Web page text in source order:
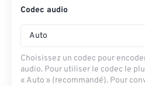
Codec audio
Auto
Choisissez un codec pour
audio. Pour utiliser le codec le
« Auto » (recommandé). Pour